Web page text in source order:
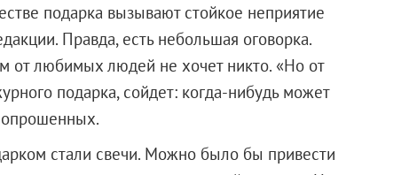
подарка вызывают стойкое неприятие
Правда, есть небольшая оговорка.
от любимых людей не хочет никто. «Но от
подарка, сойдет: когда-нибудь может
опрошенных.
стали свечи. Можно было бы привести